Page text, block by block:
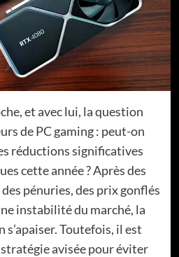
et avec lui, la question
de PC gaming : peut-on
réductions significatives
cette année ? Après des
pénuries, des prix gonflés
instabilité du marché, la
Toutefois, il est
avisée pour éviter